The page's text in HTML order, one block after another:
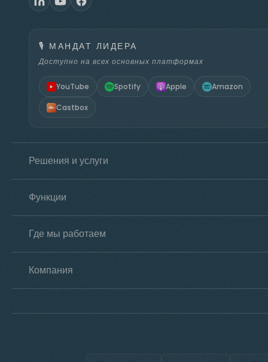
🎙️ МАНДАТ ЛИДЕРА
Доступно на всех основных платформах
YouTube Spotify Apple Amazon
Castbox
Решения и услуги
Функции
Где мы работаем
Компания